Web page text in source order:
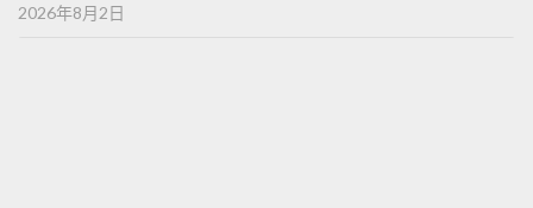
2026年8月2日